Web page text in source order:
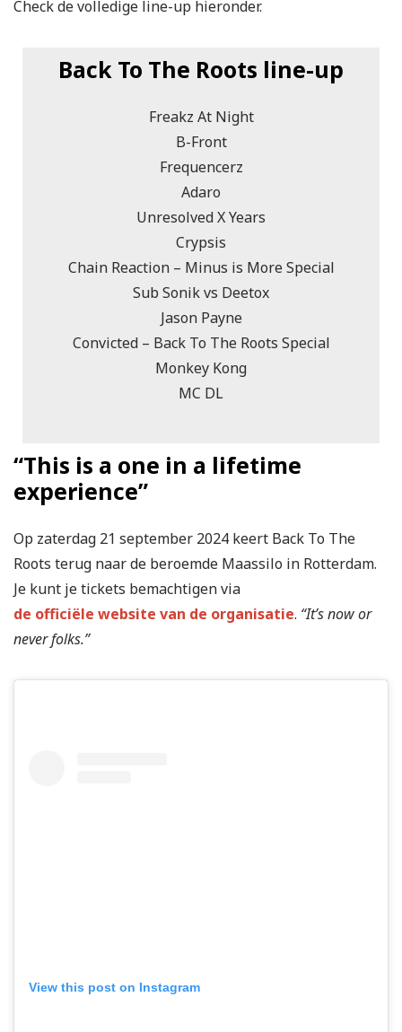
Check de volledige line-up hieronder.
Back To The Roots line-up
Freakz At Night
B-Front
Frequencerz
Adaro
Unresolved X Years
Crypsis
Chain Reaction – Minus is More Special
Sub Sonik vs Deetox
Jason Payne
Convicted – Back To The Roots Special
Monkey Kong
MC DL
“This is a one in a lifetime
experience”
Op zaterdag 21 september 2024 keert Back To The
Roots terug naar de beroemde Maassilo in Rotterdam.
Je kunt je tickets bemachtigen via
de officiële website van de organisatie. “It’s now or
never folks.”
View this post on Instagram